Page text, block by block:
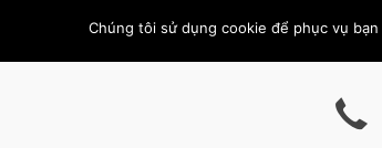
KHÁCH HÀNG LIÊN HỆ THÀNH VIÊN
Chúng tôi sử dụng cookie để phục vụ